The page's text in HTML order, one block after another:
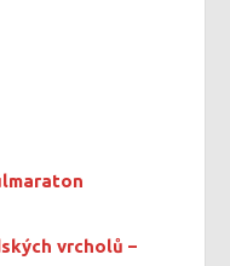
vrcholů –